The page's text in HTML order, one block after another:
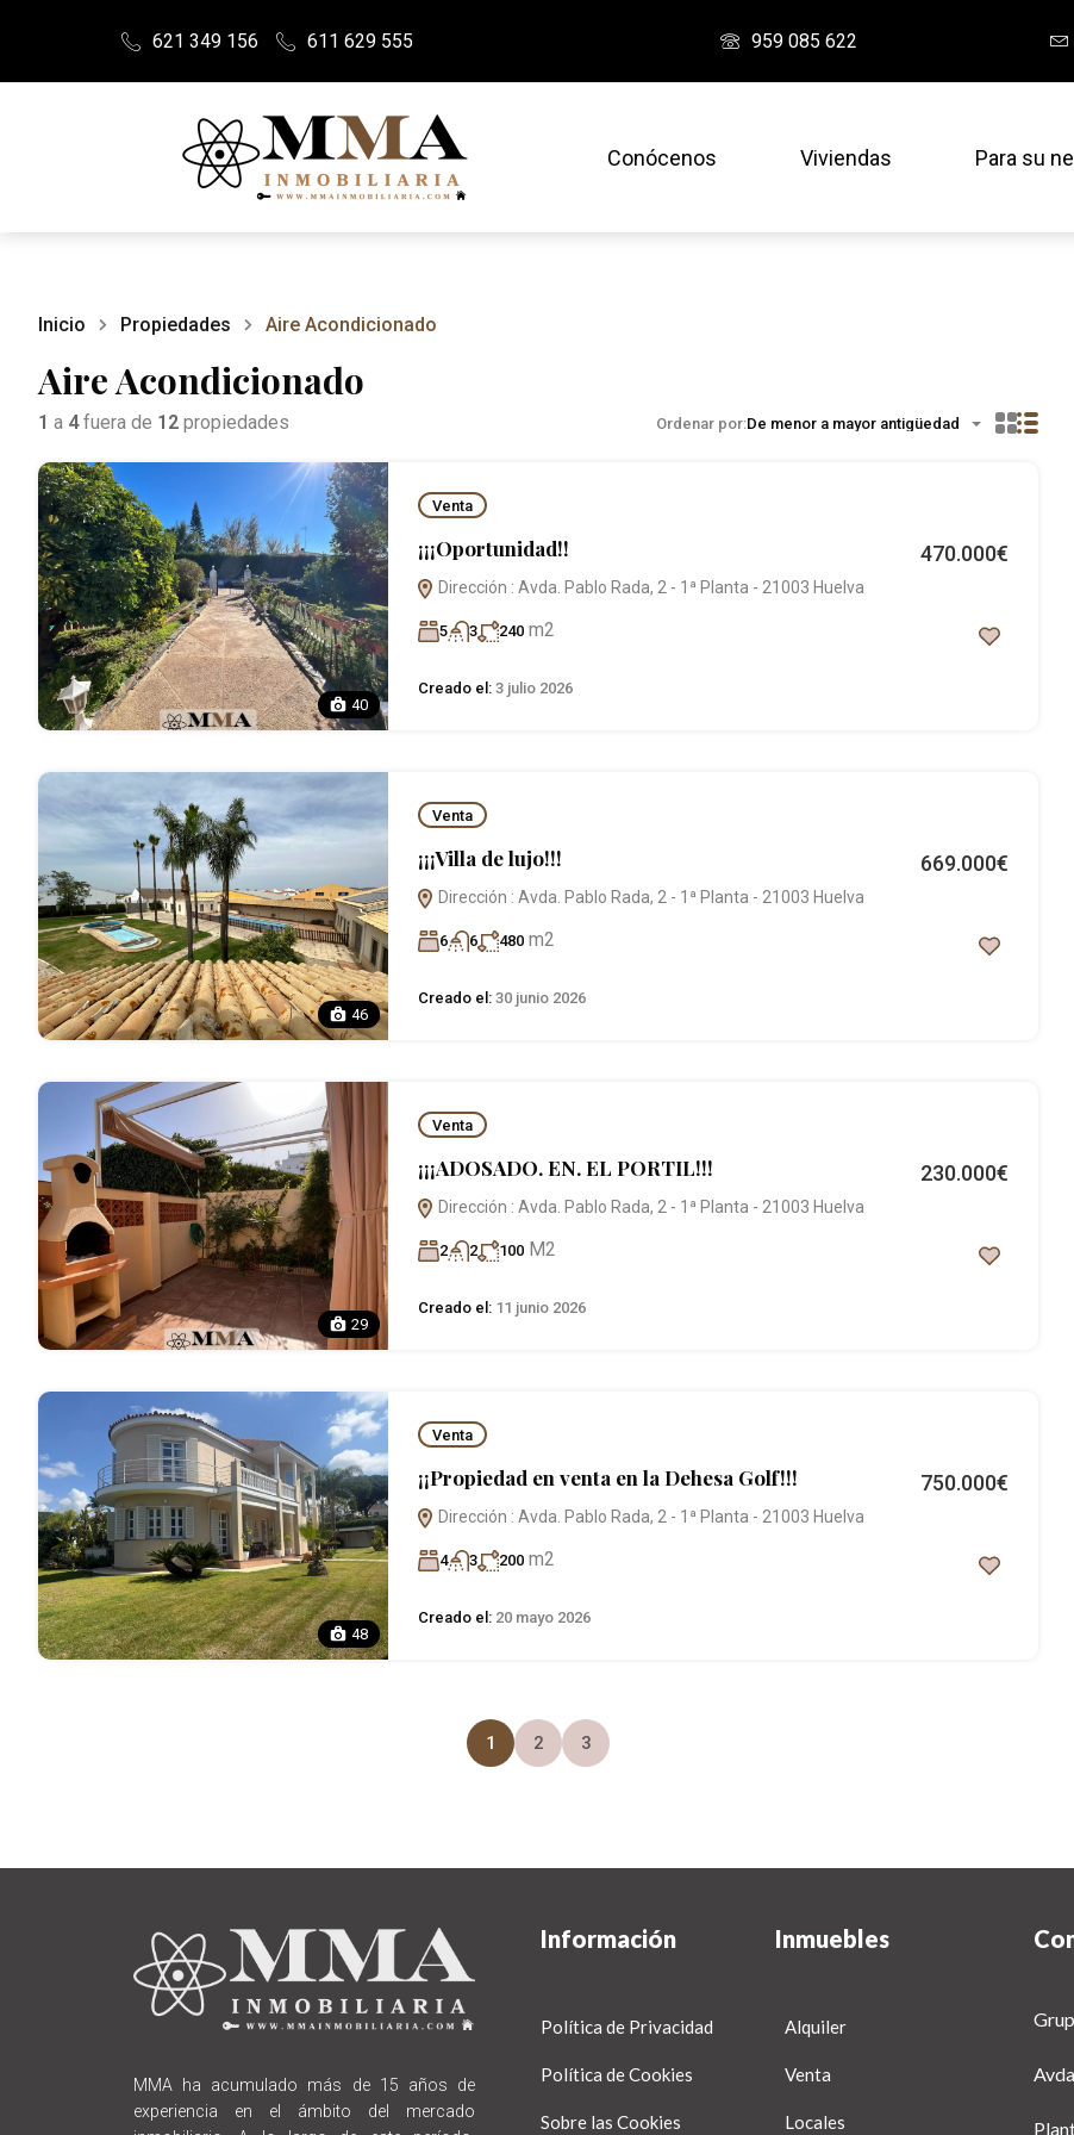
621 349 156 611 629 555 959 085 622
Conócenos Viviendas Para su
Inicio Propiedades Aire Acondicionado
Aire Acondicionado
1 a 4fuera de 12 propiedades Ordenar por:De menor a mayor antigüedad
40
Venta
¡¡¡Oportunidad!!
Dirección : Avda. Pablo Rada, 2 - 1ª Planta - 21003 Huelva
470.000€
5 3 240 m2
Creado el: 3 julio 2026
46
Venta
¡¡¡Villa de lujo!!!
Dirección : Avda. Pablo Rada, 2 - 1ª Planta - 21003 Huelva
669.000€
6 6 480 m2
Creado el: 30 junio 2026
29
Venta
¡¡¡ADOSADO. EN. EL PORTIL!!!
Dirección : Avda. Pablo Rada, 2 - 1ª Planta - 21003 Huelva
230.000€
2 2 100 M2
Creado el: 11 junio 2026
48
Venta
¡¡Propiedad en venta en la Dehesa Golf!!!
Dirección : Avda. Pablo Rada, 2 - 1ª Planta - 21003 Huelva
750.000€
4 3 200 m2
Creado el: 20 mayo 2026
1 2 3
MMA ha acumulado más de 15 años de
experiencia en el ámbito del mercado
Información
Política de Privacidad
Política de Cookies
Sobre las Cookies
Inmuebles
Alquiler
Venta
Locales